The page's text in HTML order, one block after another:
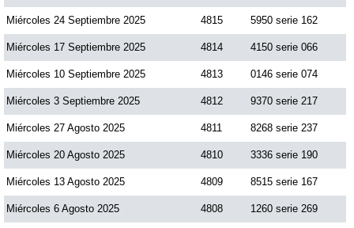
Pick 3 Día
Pick 3 Noche
Pick 4 Día
Pick 4 Noche
Pijao de Oro
Miércoles 24 Septiembre 2025 4815 5950 serie 162
Miércoles 17 Septiembre 2025 4814 4150 serie 066
Miércoles 10 Septiembre 2025 4813 0146 serie 074
Miércoles 3 Septiembre 2025 4812 9370 serie 217
Miércoles 27 Agosto 2025 4811 8268 serie 237
Miércoles 20 Agosto 2025 4810 3336 serie 190
Miércoles 13 Agosto 2025 4809 8515 serie 167
Miércoles 6 Agosto 2025 4808 1260 serie 269